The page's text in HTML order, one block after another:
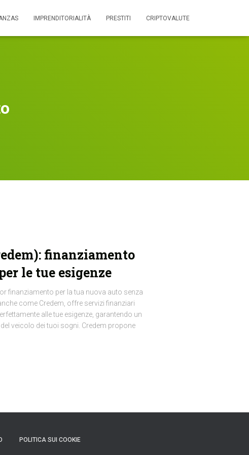
IMPRENDITORIALITÀ PRESTITI CRIPTOVALUTE
finanziamento
le tue esigenze
finanziamento per la tua nuova auto senza
come Credem, offre servizi finanziari
alle tue esigenze, garantendo un
veicolo dei tuoi sogni. Credem propone
POLITICA SUI COOKIE